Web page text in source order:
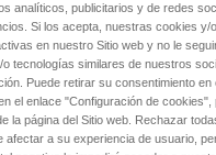
analíticos, publicitarios y de redes
Si los acepta, nuestras cookies y/
en nuestro Sitio web y no le
o tecnologías similares de nuestros
Puede retirar su consentimiento en
el enlace "Configuración de cookies",
la página del Sitio web. Rechazar
afectar a su experiencia de usuario,